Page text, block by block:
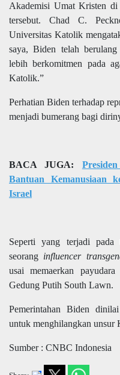
Akademisi Umat Kristen di
tersebut. Chad C.
Universitas Katolik
saya, Biden telah
lebih berkomitmen pada
Katolik.”
Perhatian Biden terhadap
menjadi bumerang bagi
BACA JUGA:
Bantuan Kemanusiaan
Israel
Seperti yang terjadi
seorang influencer
usai memaerkan
Gedung Putih South Lawn.
Pemerintahan Biden
untuk menghilangkan unsur
Sumber : CNBC Indonesia